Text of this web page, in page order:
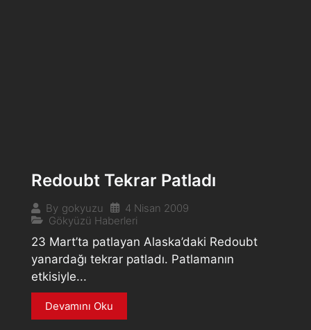
Redoubt Tekrar Patladı
By gokyuzu
4 Nisan 2009
Gökyüzü Haberleri
23 Mart’ta patlayan Alaska’daki Redoubt
yanardağı tekrar patladı. Patlamanın
etkisiyle...
Devamını Oku